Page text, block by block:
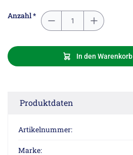
Anzahl *
In den Warenkorb
Produktdaten
Artikelnummer:
Marke: